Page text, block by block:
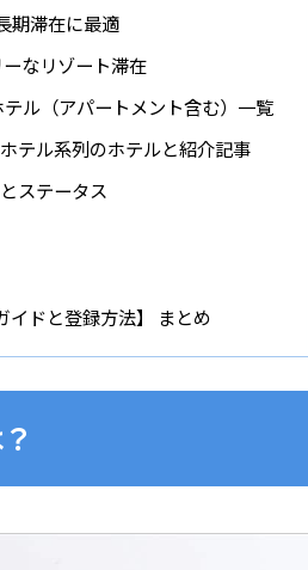
期滞在に最適
なリゾート滞在
ル（アパートメント含む）一覧
テル系列のホテルと紹介記事
ステータス
イドと登録方法】 まとめ